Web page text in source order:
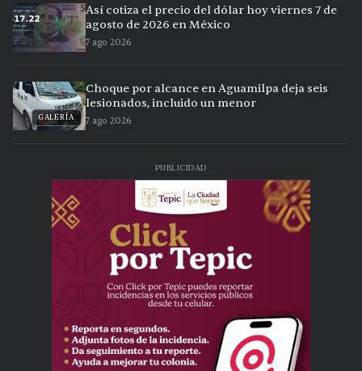
Así cotiza el precio del dólar hoy viernes 7 de
agosto de 2026 en México
7 ago 2026
GALERÍA
Choque por alcance en Aguamilpa deja seis
lesionados, incluido un menor
7 ago 2026
PUBLICIDAD